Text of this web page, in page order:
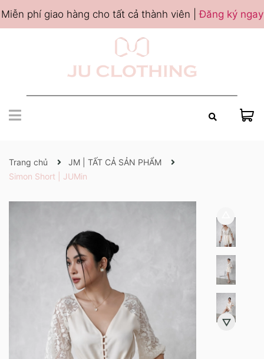
Miễn phí giao hàng cho tất cả thành viên |Đăng ký ngay
Trang chủ
JM | TẤT CẢ SẢN PHẨM
Simon Short | JUMin